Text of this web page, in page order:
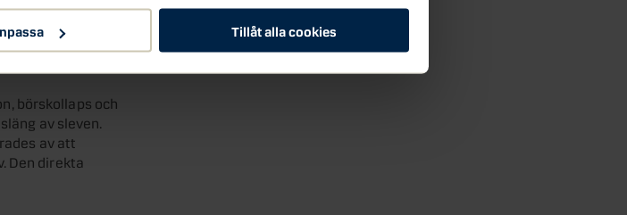
Tillåt alla cookies
Två gånger åkte
börskollaps och
av sleven.
av att
Den direkta